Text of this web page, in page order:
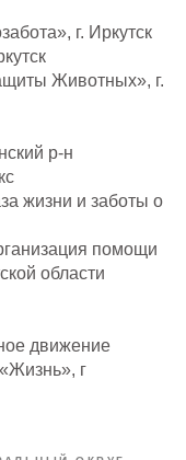
г. Иркутск
Животных», г.
р-н
жизни и заботы о
помощи
области
движение
г